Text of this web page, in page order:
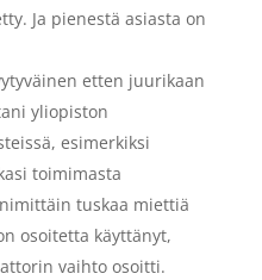
Ja pienestä asiasta on
etten juurikaan
yliopiston
esimerkiksi
toimimasta
tuskaa miettiä
osoitetta käyttänyt,
vaihto osoitti.